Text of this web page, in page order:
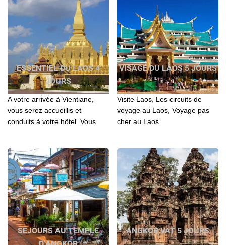
ESSENTIEL DU LAOS 4
JOURS
A votre arrivée à Vientiane,
vous serez accueillis et
conduits à votre hôtel. Vous
VISAGE DU LAOS 5 JOURS
Visite Laos, Les circuits de
voyage au Laos, Voyage pas
cher au Laos
SÉJOURS AU TEMPLE
ANGKOR VAT 5 JOURS